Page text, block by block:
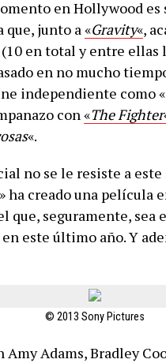
en Hollywood es
que, junto a«Gravity«,
en total y entre ellas
en no mucho
independiente como «
con«The Fighter
«.
no se le resiste a
ha creado una
que, seguramente, sea
este último año. Y
© 2013 Sony Pictures
Amy Adams, Bradley